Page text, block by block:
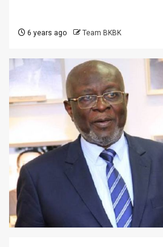
6 years ago Team BKBK